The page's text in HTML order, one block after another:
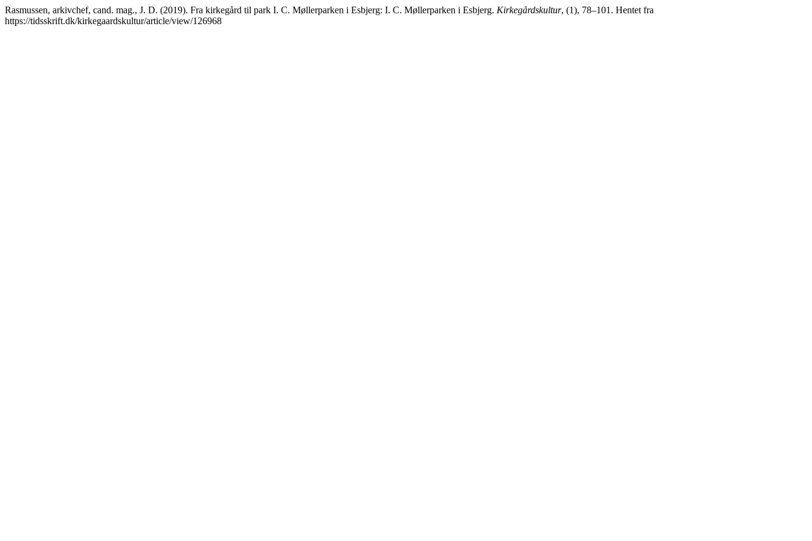
Rasmussen, arkivchef, cand. mag., J. D. (2019). Fra kirkegård til park I. C. Møllerparken i Esbjerg: I. C. Møllerparken i Esbjerg. Kirkegårdskultur, (1), 78–101. Hentet fra
https://tidsskrift.dk/kirkegaardskultur/article/view/126968